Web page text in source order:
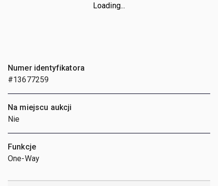
Loading...
Numer identyfikatora
#13677259
Na miejscu aukcji
Nie
Funkcje
One-Way